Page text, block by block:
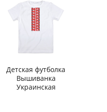
Детская футболка
Вышиванка
Украинская